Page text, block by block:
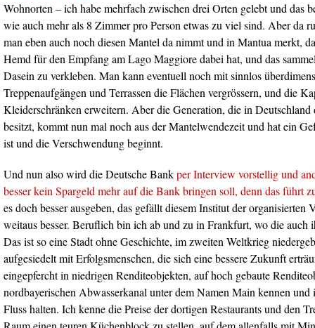
Wohnorten – ich habe mehrfach zwischen drei Orten gelebt und das
wie auch mehr als 8 Zimmer pro Person etwas zu viel sind. Aber da
man eben auch noch diesen Mantel da nimmt und in Mantua merkt,
Hemd für den Empfang am Lago Maggiore dabei hat, und das
Dasein zu verkleben. Man kann eventuell noch mit sinnlos
Treppenaufgängen und Terrassen die Flächen vergrössern, und die
Kleiderschränken erweitern. Aber die Generation, die in Deutschland
besitzt, kommt nun mal noch aus der Mantelwendezeit und hat ein
ist und die Verschwendung beginnt.
Und nun also wird die Deutsche Bankper Interview vorstellig und
besser kein Spargeld mehr auf die Bank bringen soll, denn das führt
es doch besser ausgeben, das gefällt diesem Institut der organisierten
weitaus besser. Beruflich bin ich ab und zu in Frankfurt, wo die auch
Das ist so eine Stadt ohne Geschichte, im zweiten Weltkrieg
aufgesiedelt mit Erfolgsmenschen, die sich eine bessere Zukunft
eingepfercht in niedrigen Renditeobjekten, auf hoch gebaute
nordbayerischen Abwasserkanal unter dem Namen Main kennen
Fluss halten. Ich kenne die Preise der dortigen Restaurants und den